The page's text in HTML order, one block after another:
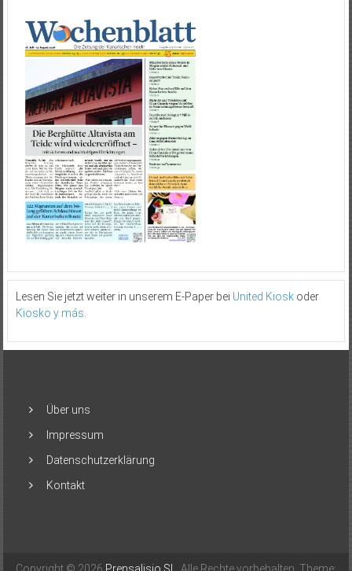
Lesen Sie jetzt weiter in unserem E-Paper bei United Kioskoder
Kiosko y más.
Über uns
Impressum
Datenschutzerklärung
Kontakt